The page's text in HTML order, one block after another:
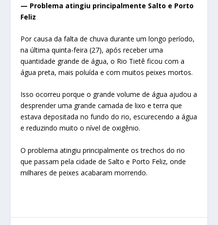
— Problema atingiu principalmente Salto e Porto
Feliz
Por causa da falta de chuva durante um longo período,
na última quinta-feira (27), após receber uma
quantidade grande de água, o Rio Tietê ficou com a
água preta, mais poluída e com muitos peixes mortos.
Isso ocorreu porque o grande volume de água ajudou a
desprender uma grande camada de lixo e terra que
estava depositada no fundo do rio, escurecendo a água
e reduzindo muito o nível de oxigênio.
O problema atingiu principalmente os trechos do rio
que passam pela cidade de Salto e Porto Feliz, onde
milhares de peixes acabaram morrendo.